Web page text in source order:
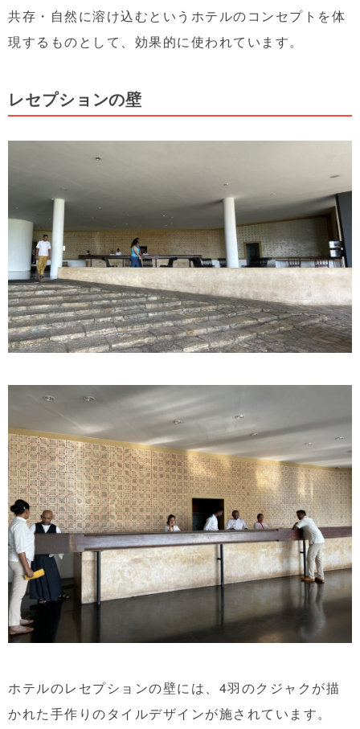
共存・自然に溶け込むというホテルのコンセプトを体
現するものとして、効果的に使われています。
レセプションの壁
ホテルのレセプションの壁には、4羽のクジャクが描
かれた手作りのタイルデザインが施されています。